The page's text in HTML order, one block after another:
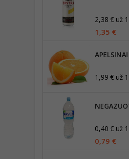
2,38 € už
1,35 €
1,99 € už
0,40 € už
0,79 €